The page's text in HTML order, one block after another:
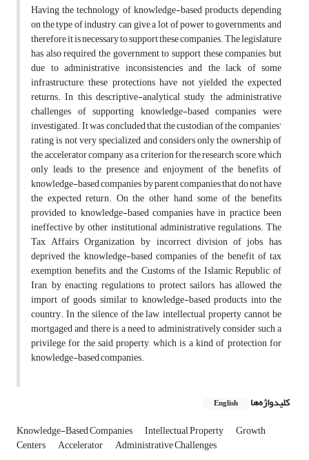
Having the technology of knowledge-based products, depending
on the type of industry, can give a lot of power to governments, and
therefore it is necessary to support these companies. The legislature
has also required the government to support these companies, but
due to administrative inconsistencies and the lack of some
infrastructure, these protections have not yielded the expected
returns. In this descriptive-analytical study, the administrative
challenges of supporting knowledge-based companies were
investigated. It was concluded that the custodian of the companies'
rating is not very specialized and considers only the ownership of
the accelerator company as a criterion for the research score, which
only leads to the presence and enjoyment of the benefits of
knowledge-based companies by parent companies that do not have
the expected return. On the other hand, some of the benefits
provided to knowledge-based companies have in practice been
ineffective by other institutional administrative regulations. The
Tax Affairs Organization, by incorrect division of jobs, has
deprived the knowledge-based companies of the benefit of tax
exemption benefits, and the Customs of the Islamic Republic of
Iran, by enacting regulations to protect sailors, has allowed the
import of goods similar to knowledge-based products into the
country. In the silence of the law, intellectual property cannot be
mortgaged and there is a need to administratively consider such a
privilege for the said property, which is a kind of protection for
knowledge-based companies.
کلیدواژه‌ها English
Knowledge-Based Companies Intellectual Property Growth
Centers Accelerator Administrative Challenges